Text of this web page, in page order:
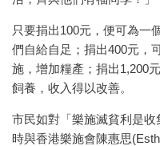
只要捐出100元，便可為一
們自給自足；捐出400元，
施，增加糧產；捐出1,200
飼養，收入得以改善。
市民如對「樂施滅貧利是
時與香港樂施會陳惠思